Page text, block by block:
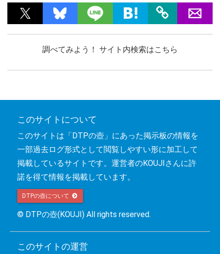
調べてみよう！ サイト内検索はこちら
このサイトについて
このサイトは「DTPの壺」にあった掲示板の情報を
一部過去ログ形式として閲覧しやすい形に加工して
掲載しているサイトです。運営者のKOUJIさんに許
諾を得て情報を掲載しています。
DTPの壺について
© DTPの壺(KOUJI) All rights reserved.
このサイトの運営